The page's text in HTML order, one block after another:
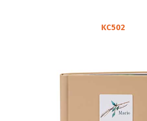
KC502